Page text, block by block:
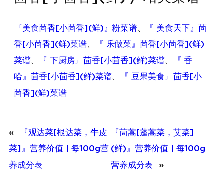
『美食茴香[小茴香](鲜)』粉菜谱、
『 美食天下』茴
香[小茴香](鲜)菜谱、
『 乐做菜』茴香[小茴香](鲜)
菜谱、 『 下厨房』茴香[小茴香](鲜)菜谱、
『 香
哈』茴香[小茴香](鲜)菜谱、
『 豆果美食』茴香[小
茴香](鲜)菜谱
«
『观达菜[根达菜，牛皮
菜]』营养价值 | 每100g营
养成分表
『茼蒿[蓬蒿菜，艾菜]
(鲜)』营养价值 | 每100g
营养成分表
»